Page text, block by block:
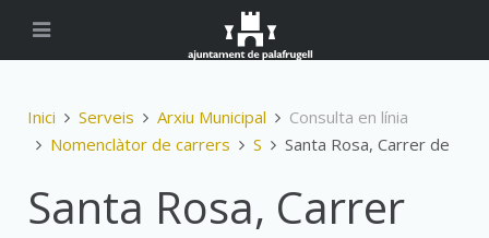
Inici Serveis Arxiu Municipal
Consulta en línia
Nomenclàtor de carrers
S Santa Rosa, Carrer de
Santa Rosa, Carrer